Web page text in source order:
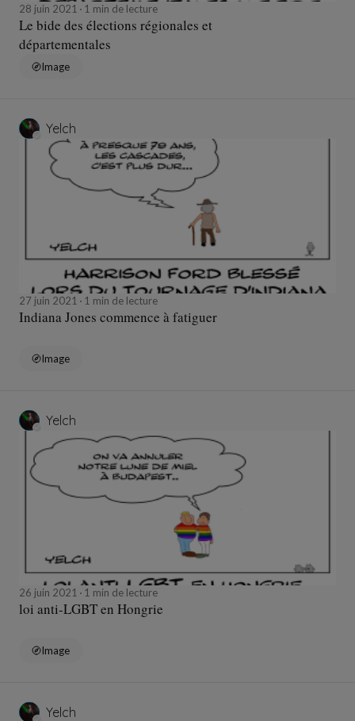
28 juin 2021 1 min de lecture
Le bide des élections régionales et
départementales
Image
Yelch
27 juin 2021 1 min de lecture
Indiana Jones commence à fatiguer
Image
Yelch
26 juin 2021 1 min de lecture
loi anti-LGBT en Hongrie
Image
Yelch